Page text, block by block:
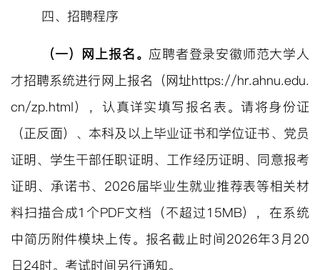
四、招聘程序
（一）网上报名。 应聘者登录安徽师范大学人
才招聘系统进行网上报名（ 网址https://hr.ahnu.edu.
cn/zp.html），认真详实填写报名表。请将身份证
（正反面）、本科及以上毕业证书和学位证书、党员
证明、学生干部任职证明、工作经历证明、同意报考
证明、承诺书、 2026届毕业生就业推荐表等相关材
料扫描合成1个PDF文档（不超过1 5MB），在系统
中简历附件模块上传。 报名截止时间2026年3 月 20
日 24时。考试时间另行通知。